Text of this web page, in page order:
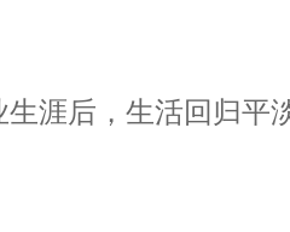
涯后，生活回归平